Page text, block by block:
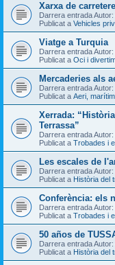
Xarxa de
Darrera entrada Autor:
Publicat a Vehicles
Viatge a Turquia
Darrera entrada Autor:
Publicat a Oci i
Mercaderies als
Darrera entrada Autor:
Publicat a Aeri,
Xerrada:
Terrassa”
Darrera entrada Autor:
Publicat a Trobades i
Les escales de
Darrera entrada Autor:
Publicat a Història del
Conferència: els
Darrera entrada Autor:
Publicat a Trobades i
50 años de
Darrera entrada Autor:
Publicat a Història del